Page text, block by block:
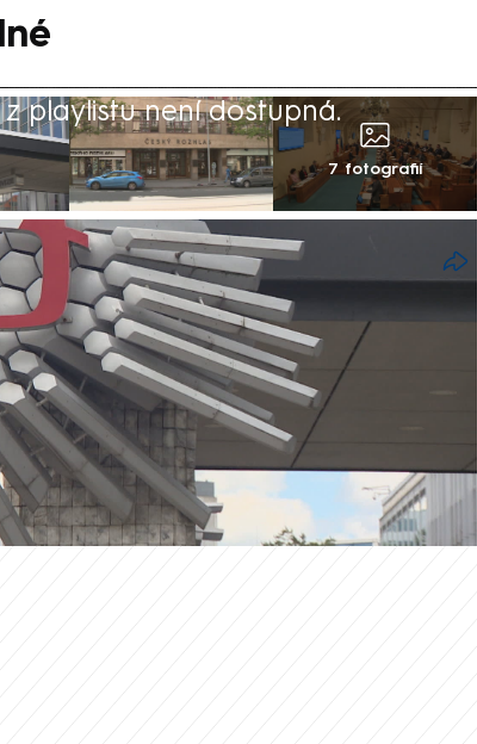
playlistu není dostupná.
7 fotografií
poplatky za Českou televizi a Český
rozhodovat Senát, může být v
na to francouzský právní
sporu zastupoval nejstarší
komoře parlamentu proto ve středu k
právníci i sami autoři mediální novely.